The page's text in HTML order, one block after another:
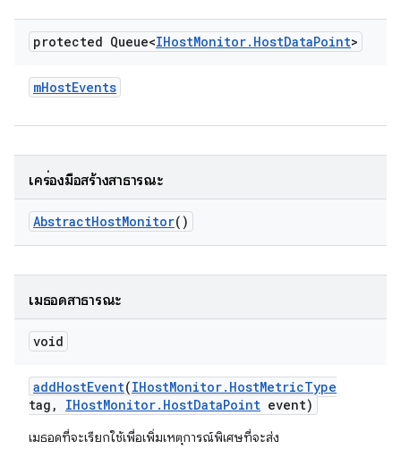
protected Queue<IHostMonitor. HostDataPoint>
mHostEvents
เครื่องมือสร้างสาธารณะ
AbstractHostMonitor()
เมธอดสาธารณะ
void
addHostEvent(IHostMonitor. HostMetricType
tag , IHostMonitor. HostDataPoint event)
เมธอดที่จะเรียกใช้เพื่อเพิ่มเหตุการณ์พิเศษที่จะส่ง